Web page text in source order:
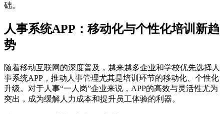
础。
人事系统APP：移动化与个性化培训新趋
势
随着移动互联网的深度普及，越来越多企业和学校优先选择人
事系统APP，推动人事管理尤其是培训环节的移动化、个性化
升级。对于人事“一人岗”企业来说，APP的高效与灵活性尤为
突出，成为缓解人力成本和提升员工体验的利器。